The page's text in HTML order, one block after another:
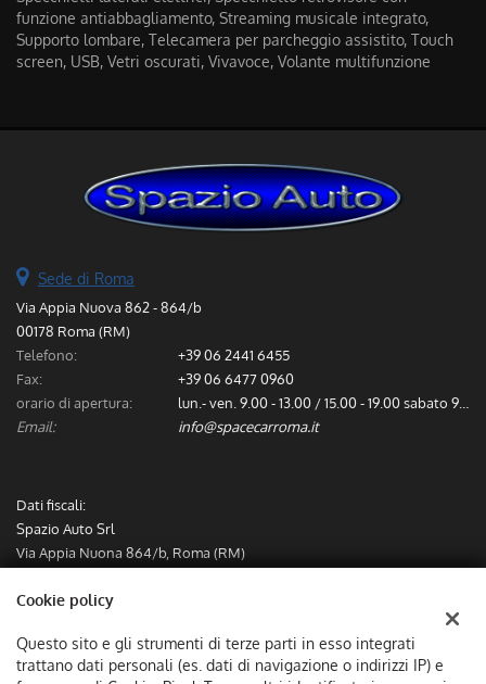
funzione antiabbagliamento, Streaming musicale integrato,
Supporto lombare, Telecamera per parcheggio assistito, Touch
screen, USB, Vetri oscurati, Vivavoce, Volante multifunzione
Sede di Roma
Via Appia Nuova 862 - 864/b
00178 Roma (RM)
Telefono:
+39 06 2441 6455
Fax:
+39 06 6477 0960
orario di apertura:
Email:
info@spacecarroma.it
Dati fiscali:
Spazio Auto Srl
Via Appia Nuona 864/b, Roma (RM)
Registro delle imprese:
Cookie policy
Questo sito e gli strumenti di terze parti in esso integrati
trattano dati personali (es. dati di navigazione o indirizzi IP) e